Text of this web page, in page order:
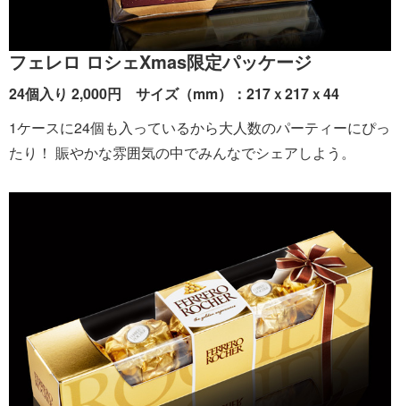
フェレロ ロシェXmas限定パッケージ
24個入り 2,000円 サイズ（mm）：217ｘ217ｘ44
1ケースに24個も入っているから大人数のパーティーにぴっ
たり！ 賑やかな雰囲気の中でみんなでシェアしよう。